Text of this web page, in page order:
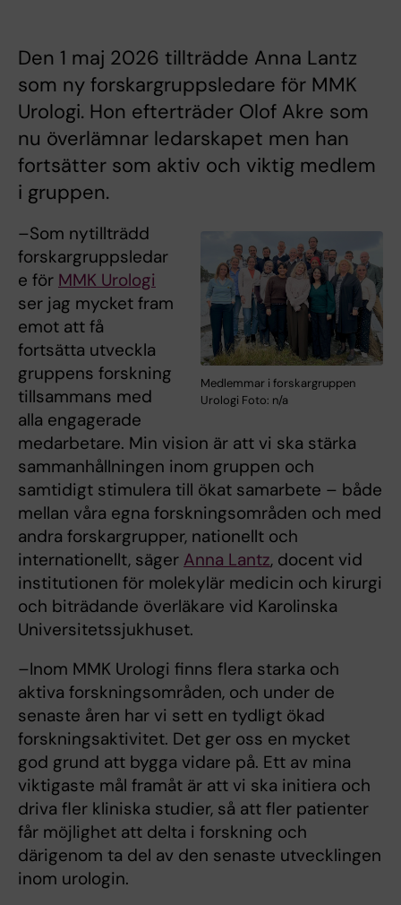
Den 1 maj 2026 tillträdde Anna Lantz
som ny forskargruppsledare för MMK
Urologi. Hon efterträder Olof Akre som
nu överlämnar ledarskapet men han
fortsätter som aktiv och viktig medlem
i gruppen.
Medlemmar i forskargruppen
Urologi Foto: n/a
–Som nytillträdd
forskargruppsledar
e för MMK Urologi
ser jag mycket fram
emot att få
fortsätta utveckla
gruppens forskning
tillsammans med
alla engagerade
medarbetare. Min vision är att vi ska stärka
sammanhållningen inom gruppen och
samtidigt stimulera till ökat samarbete – både
mellan våra egna forskningsområden och med
andra forskargrupper, nationellt och
internationellt, säger Anna Lantz, docent vid
institutionen för molekylär medicin och kirurgi
och biträdande överläkare vid Karolinska
Universitetssjukhuset.
–Inom MMK Urologi finns flera starka och
aktiva forskningsområden, och under de
senaste åren har vi sett en tydligt ökad
forskningsaktivitet. Det ger oss en mycket
god grund att bygga vidare på. Ett av mina
viktigaste mål framåt är att vi ska initiera och
driva fler kliniska studier, så att fler patienter
får möjlighet att delta i forskning och
därigenom ta del av den senaste utvecklingen
inom urologin.